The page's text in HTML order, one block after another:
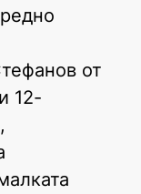
от
12-